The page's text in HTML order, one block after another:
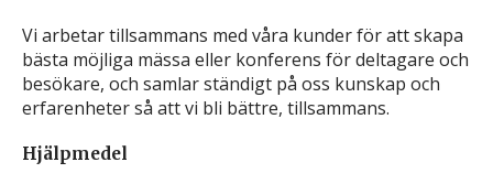
Vi arbetar tillsammans med våra kunder för att skapa
bästa möjliga mässa eller konferens för deltagare och
besökare, och samlar ständigt på oss kunskap och
erfarenheter så att vi bli bättre, tillsammans.
Hjälpmedel